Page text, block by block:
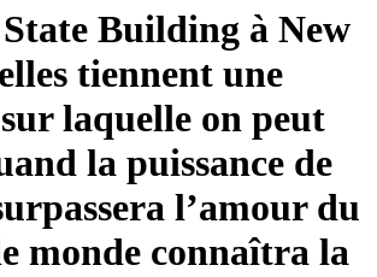
Building à New
tiennent une
laquelle on peut
la puissance de
l’amour du
monde connaîtra la